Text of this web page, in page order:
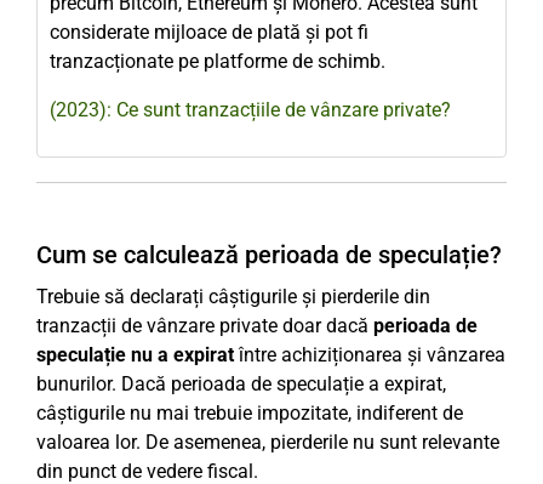
considerate mijloace de plată și pot fi
tranzacționate pe platforme de schimb.
(2023): Ce sunt tranzacțiile de vânzare private?
Cum se calculează perioada de speculație?
Trebuie să declarați câștigurile și pierderile din
tranzacții de vânzare private doar dacă perioada de
speculație nu a expiratîntre achiziționarea și vânzarea
bunurilor. Dacă perioada de speculație a expirat,
câștigurile nu mai trebuie impozitate, indiferent de
valoarea lor. De asemenea, pierderile nu sunt relevante
din punct de vedere fiscal.